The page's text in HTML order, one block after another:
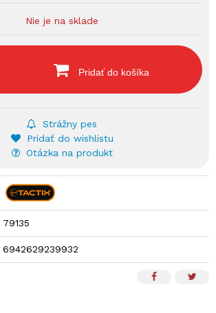
Nie je na sklade
Pridať do košíka
Strážny pes
Pridať do wishlistu
Otázka na produkt
79135
6942629239932